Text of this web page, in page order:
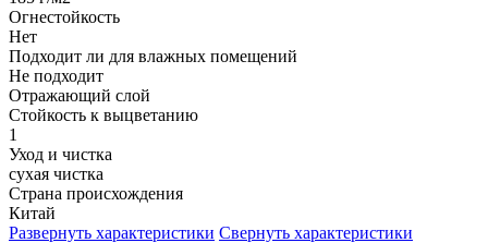
Огнестойкость
Нет
Подходит ли для влажных помещений
Не подходит
Отражающий слой
Стойкость к выцветанию
1
Уход и чистка
сухая чистка
Страна происхождения
Китай
Развернуть характеристики Свернуть характеристики